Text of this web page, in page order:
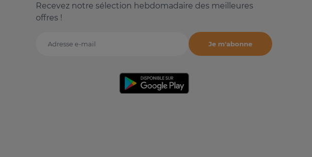
Recevez notre sélection hebdomadaire des meilleures
offres !
Adresse e-mail
Je m'abonne